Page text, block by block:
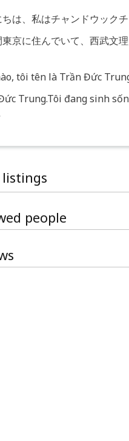
は、私はチャンドウックチ
東京に住んでいて、西武文
tôi tên là Trần Đức
Trung.Tôi đang sinh
people